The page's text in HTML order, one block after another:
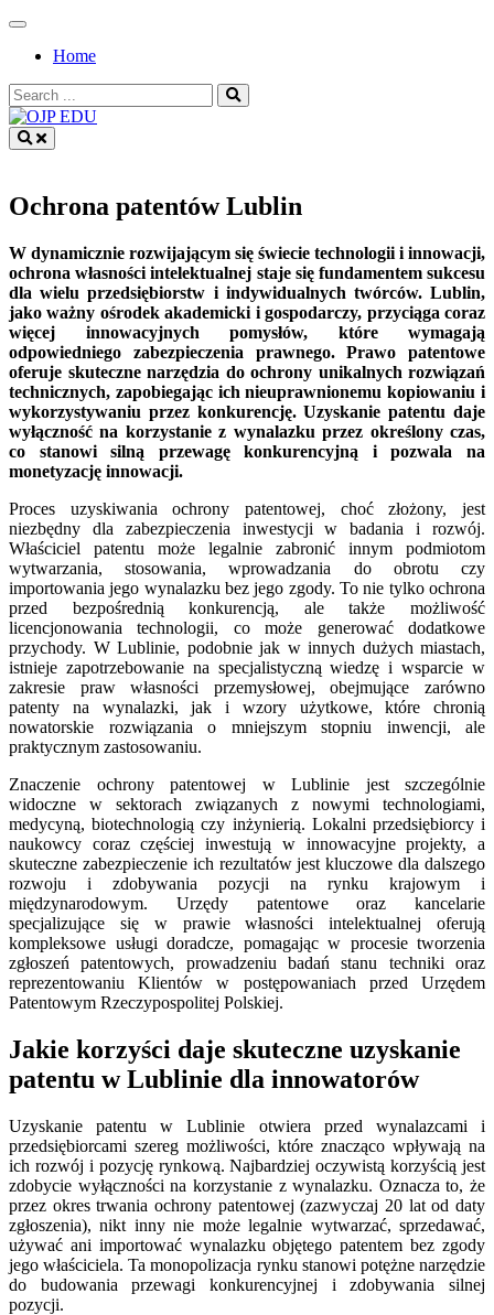
Skip
contentHome
Search
for:
Ochrona patentów Lublin
W dynamicznie rozwijającym się świecie technologii i innowacji,
ochrona własności intelektualnej staje się fundamentem sukcesu
dla wielu przedsiębiorstw i indywidualnych twórców. Lublin,
jako ważny ośrodek akademicki i gospodarczy, przyciąga coraz
więcej innowacyjnych pomysłów, które wymagają
odpowiedniego zabezpieczenia prawnego. Prawo patentowe
oferuje skuteczne narzędzia do ochrony unikalnych rozwiązań
technicznych, zapobiegając ich nieuprawnionemu kopiowaniu i
wykorzystywaniu przez konkurencję. Uzyskanie patentu daje
wyłączność na korzystanie z wynalazku przez określony czas,
co stanowi silną przewagę konkurencyjną i pozwala na
monetyzację innowacji.
Proces uzyskiwania ochrony patentowej, choć złożony, jest
niezbędny dla zabezpieczenia inwestycji w badania i rozwój.
Właściciel patentu może legalnie zabronić innym podmiotom
wytwarzania, stosowania, wprowadzania do obrotu czy
importowania jego wynalazku bez jego zgody. To nie tylko ochrona
przed bezpośrednią konkurencją, ale także możliwość
licencjonowania technologii, co może generować dodatkowe
przychody. W Lublinie, podobnie jak w innych dużych miastach,
istnieje zapotrzebowanie na specjalistyczną wiedzę i wsparcie w
zakresie praw własności przemysłowej, obejmujące zarówno
patenty na wynalazki, jak i wzory użytkowe, które chronią
nowatorskie rozwiązania o mniejszym stopniu inwencji, ale
praktycznym zastosowaniu.
Znaczenie ochrony patentowej w Lublinie jest szczególnie
widoczne w sektorach związanych z nowymi technologiami,
medycyną, biotechnologią czy inżynierią. Lokalni przedsiębiorcy i
naukowcy coraz częściej inwestują w innowacyjne projekty, a
skuteczne zabezpieczenie ich rezultatów jest kluczowe dla dalszego
rozwoju i zdobywania pozycji na rynku krajowym i
międzynarodowym. Urzędy patentowe oraz kancelarie
specjalizujące się w prawie własności intelektualnej oferują
kompleksowe usługi doradcze, pomagając w procesie tworzenia
zgłoszeń patentowych, prowadzeniu badań stanu techniki oraz
reprezentowaniu Klientów w postępowaniach przed Urzędem
Patentowym Rzeczypospolitej Polskiej.
Jakie korzyści daje skuteczne uzyskanie
patentu w Lublinie dla innowatorów
Uzyskanie patentu w Lublinie otwiera przed wynalazcami i
przedsiębiorcami szereg możliwości, które znacząco wpływają na
ich rozwój i pozycję rynkową. Najbardziej oczywistą korzyścią jest
zdobycie wyłączności na korzystanie z wynalazku. Oznacza to, że
przez okres trwania ochrony patentowej (zazwyczaj 20 lat od daty
zgłoszenia), nikt inny nie może legalnie wytwarzać, sprzedawać,
używać ani importować wynalazku objętego patentem bez zgody
jego właściciela. Ta monopolizacja rynku stanowi potężne narzędzie
do budowania przewagi konkurencyjnej i zdobywania silnej
pozycji.